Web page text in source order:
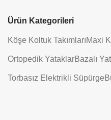
Ürün Kategorileri
Köşe Koltuk TakımlarıMaxi
Ortopedik YataklarBazalı
Torbasız Elektrikli Süpürge